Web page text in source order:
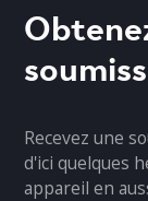
Recevez une
d'ici quelques
appareil en